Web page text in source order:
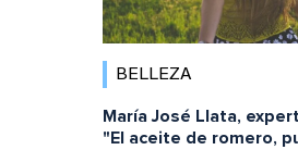
BELLEZA
María José Llata,
"El aceite de romero,